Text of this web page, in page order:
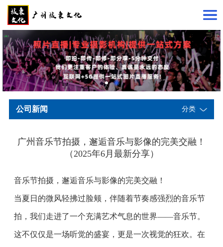
公司新闻 分类
广州音乐节拍摄，邂逅音乐与影像的完美交融！
（2025年6月最新分享）
音乐节拍摄，邂逅音乐与影像的完美交融！
当夏日的微风轻拂过脸颊，伴随着节奏感强烈的音乐节
拍，我们走进了一个充满艺术气息的世界——音乐节。
这不仅仅是一场听觉的盛宴，更是一次视觉的狂欢。在